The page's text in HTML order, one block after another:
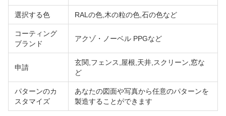
選択する色 RALの色,木の粒の色,石の色など
コーティング
ブランド
アクゾ・ノーベル PPGなど
申請
玄関,フェンス,屋根,天井,スクリーン,窓な
ど
パターンのカ
スタマイズ
あなたの図面や写真から任意のパターンを
製造することができます